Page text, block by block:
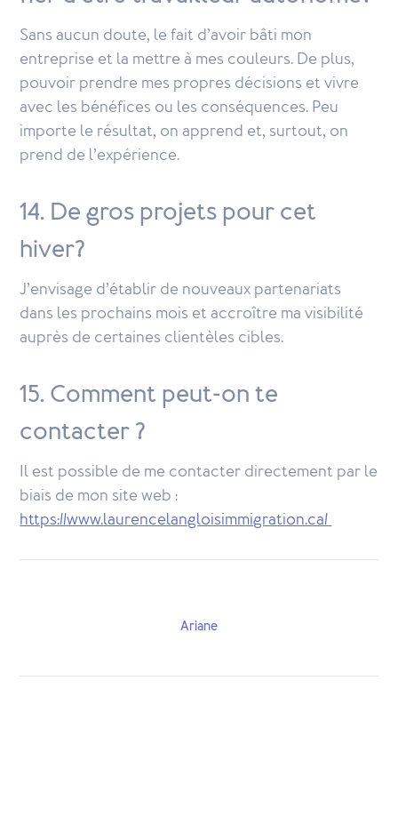
Sans aucun doute, le fait d’avoir bâti mon
entreprise et la mettre à mes couleurs. De plus,
pouvoir prendre mes propres décisions et vivre
avec les bénéfices ou les conséquences. Peu
importe le résultat, on apprend et, surtout, on
prend de l’expérience.
14. De gros projets pour cet
hiver?
J’envisage d’établir de nouveaux partenariats
dans les prochains mois et accroître ma visibilité
auprès de certaines clientèles cibles.
15. Comment peut-on te
contacter ?
Il est possible de me contacter directement par le
biais de mon site web :
https://www.laurencelangloisimmigration.ca/
Ariane